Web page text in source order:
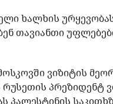
ხალხის
თავიანთი
ვიზიტის
რუსეთის
პალესტინის